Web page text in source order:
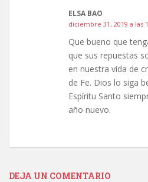
ELSA BAO
diciembre 31, 2019 a las
Que bueno que
que sus repuestas
en nuestra vida de
de Fe. Dios lo siga
Espíritu Santo
año nuevo.
DEJA UN COMENTARIO